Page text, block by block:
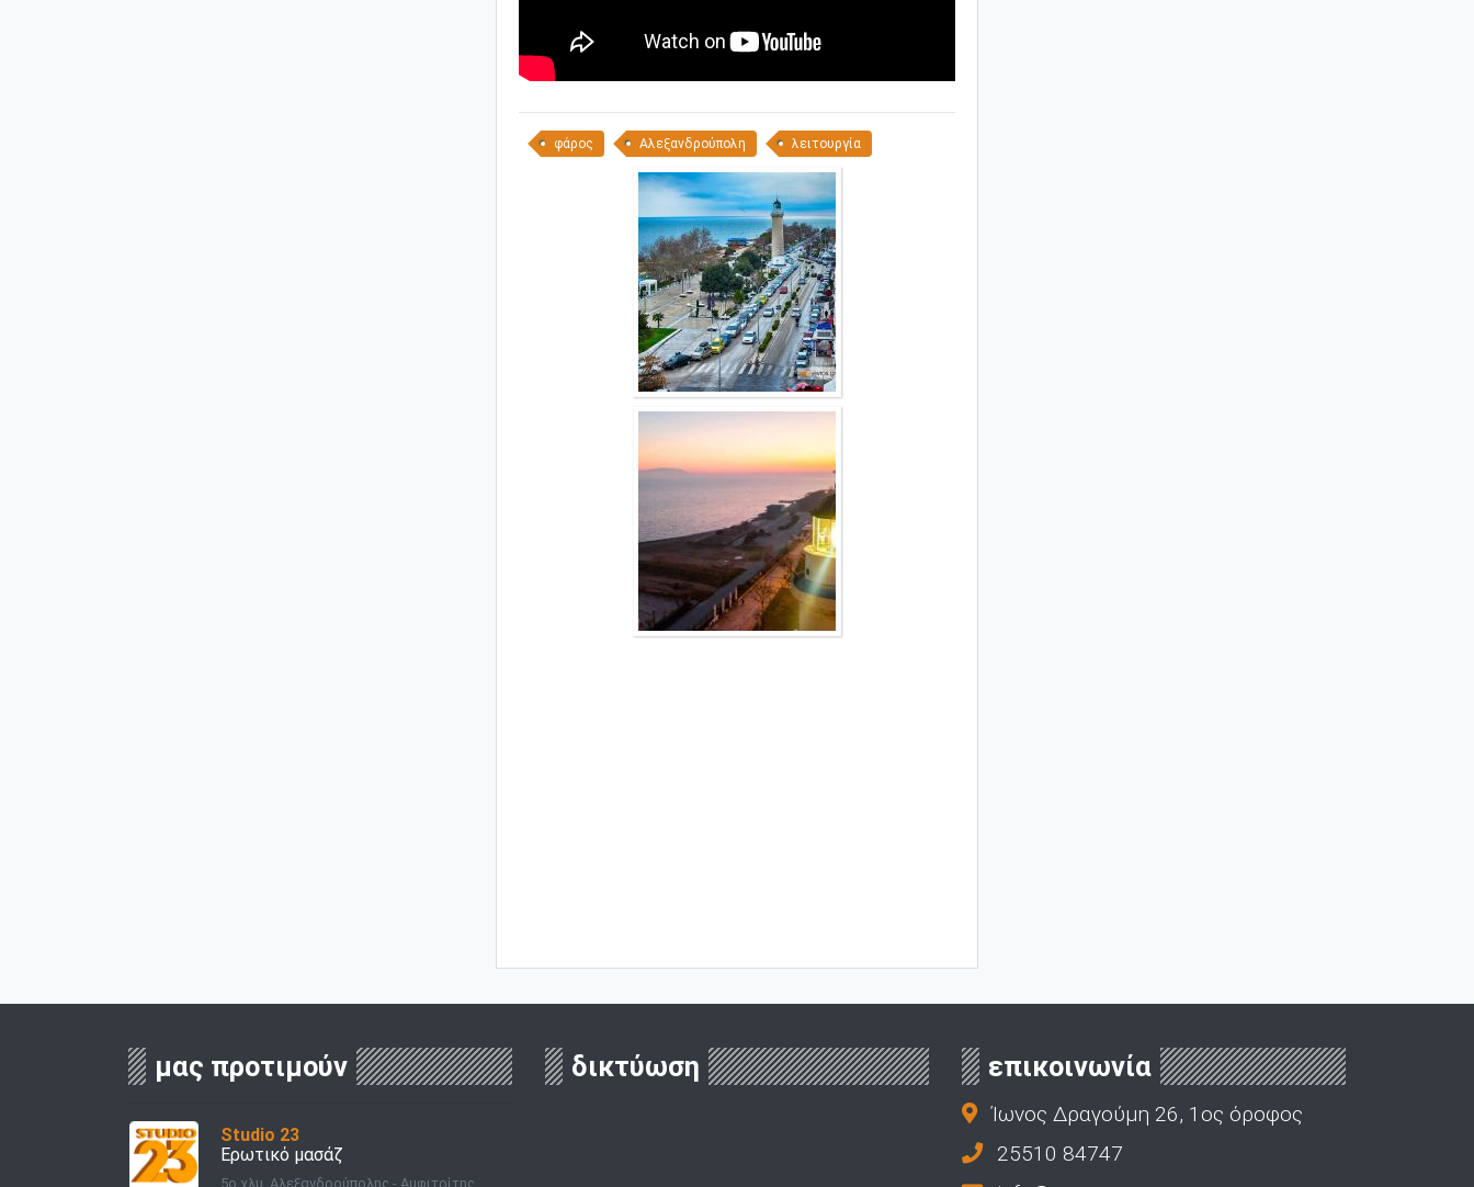
φάρος Αλεξανδρούπολη λειτουργία
μας προτιμούν
Studio 23
Ερωτικό μασάζ
5ο χλμ. Αλεξανδρούπολης - Αμφιτρίτης
δικτύωση επικοινωνία
Ίωνος Δραγούμη 26, 1ος όροφος
25510 84747